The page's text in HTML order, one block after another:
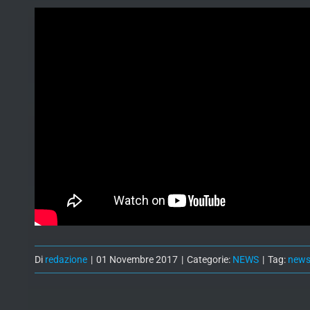
Di redazione | 01 Novembre 2017 | Categorie: NEWS | Tag: news